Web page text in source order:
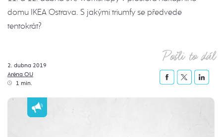
domu IKEA Ostrava. S jakými triumfy se předvede
tentokrát?
2. dubna 2019
Aréna OU
1 min.
Pošli to dál